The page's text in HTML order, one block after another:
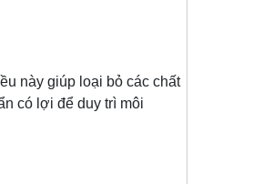
này giúp loại bỏ các chất
có lợi để duy trì môi